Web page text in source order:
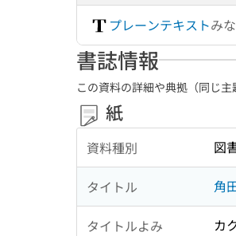
プレーンテキストみ
書誌情報
この資料の詳細や典拠（同じ
紙
資料種別 図
タイトル 角
タイトルよみ カ